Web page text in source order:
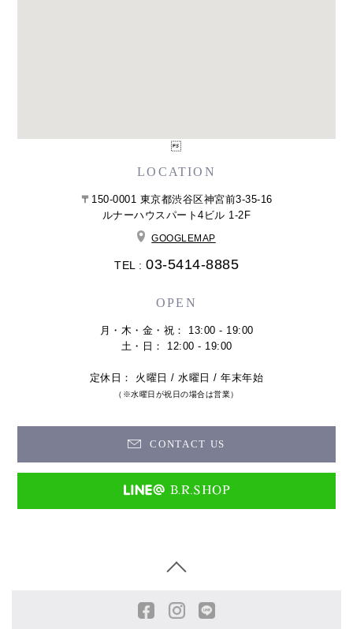
LOCATION
〒150-0001 東京都渋谷区神宮前3-35-16
ルナーハウスパート4ビル 1-2F
GOOGLEMAP
TEL : 03-5414-8885
OPEN
月・木・金・祝： 13:00 - 19:00
土・日： 12:00 - 19:00
定休日： 火曜日 / 水曜日 / 年末年始
（※水曜日が祝日の場合は営業）
CONTACT US